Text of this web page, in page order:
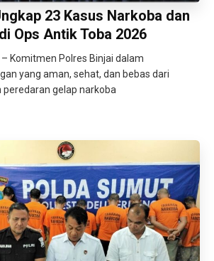
23 Kasus Narkoba dan
Ops Antik Toba 2026
– Komitmen Polres Binjai dalam
yang aman, sehat, dan bebas dari
gelap narkoba